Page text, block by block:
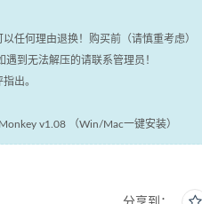
任何理由退换！购买前（请慎重考虑）
到无法解压的请联系管理员！
出。
v1.08 （Win/Mac一键安装）